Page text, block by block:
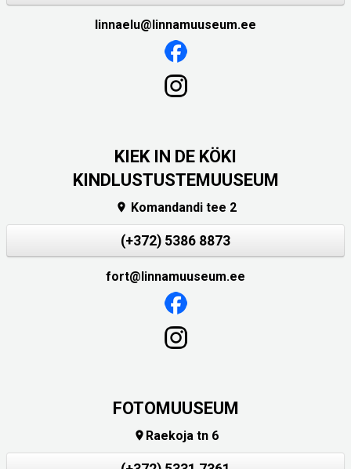
linnaelu@linnamuuseum.ee
KIEK IN DE KÖKI
KINDLUSTUSTEMUUSEUM
 Komandandi tee 2
(+372) 5386 8873
fort@linnamuuseum.ee
FOTOMUUSEUM
 Raekoja tn 6